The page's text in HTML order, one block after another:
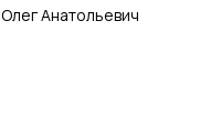
Олег Анатольевич